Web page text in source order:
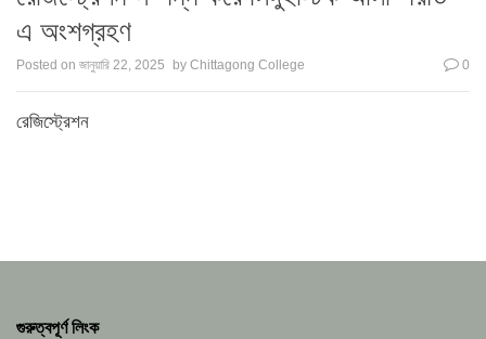
এ অংশগ্রহণ
Posted on জানুয়ারি 22, 2025 by Chittagong College 0
রেজিস্ট্রেশন
গুরুত্বপূর্ণ লিংক